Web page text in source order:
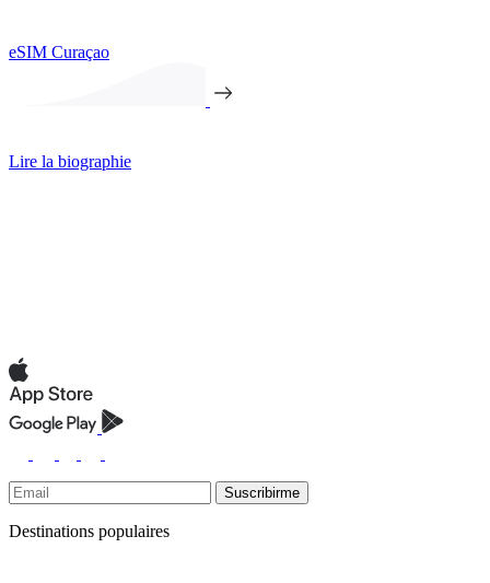
eSIM Curaçao
Lire la biographie
Suscribirme
Destinations populaires